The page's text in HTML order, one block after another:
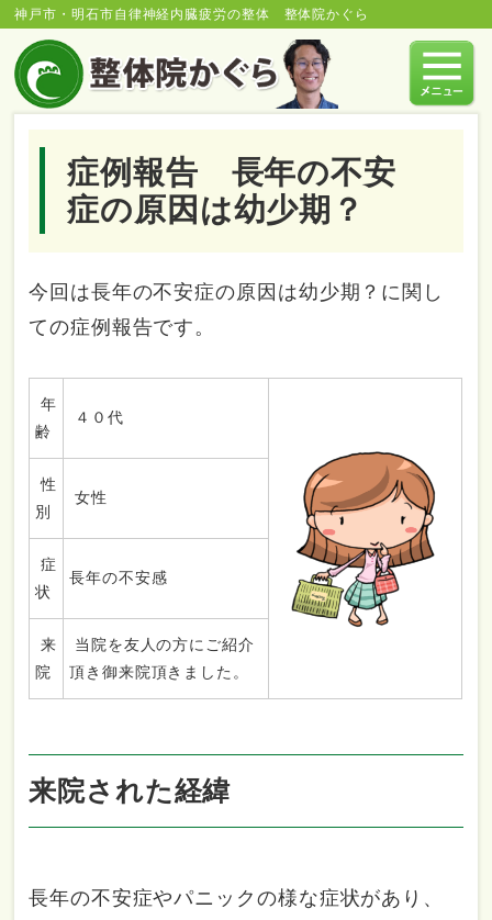
神戸市・明石市自律神経内臓疲労の整体 整体院かぐら
症例報告 長年の不安
症の原因は幼少期？
今回は長年の不安症の原因は幼少期？に関し
ての症例報告です。
年
齢
４０代
性
別
女性
症
状
長年の不安感
来
院
当院を友人の方にご紹介
頂き御来院頂きました。
来院された経緯
長年の不安症やパニックの様な症状があり、